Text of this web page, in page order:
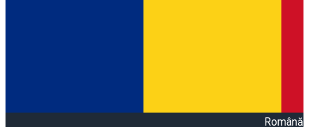
Română